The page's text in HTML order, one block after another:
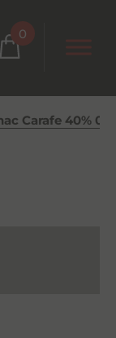
0
Carafe 40%